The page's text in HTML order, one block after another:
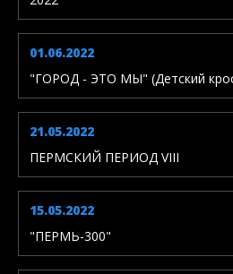
01.06.2022
"ГОРОД - ЭТО МЫ" (Детский
21.05.2022
ПЕРМСКИЙ ПЕРИОД VIII
15.05.2022
"ПЕРМЬ-300"